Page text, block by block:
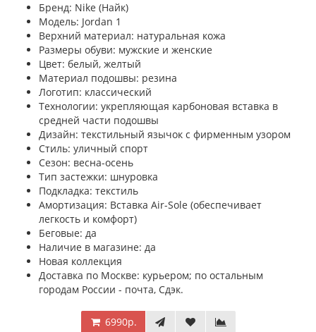
Бренд: Nike (Найк)
Модель: Jordan 1
Верхний материал: натуральная кожа
Размеры обуви: мужские и женские
Цвет: белый, желтый
Материал подошвы: резина
Логотип: классический
Технологии: укрепляющая карбоновая вставка в
средней части подошвы
Дизайн: текстильный язычок с фирменным узором
Стиль: уличный спорт
Сезон: весна-осень
Тип застежки: шнуровка
Подкладка: текстиль
Амортизация: Вставка Air-Sole (обеспечивает
легкость и комфорт)
Беговые: да
Наличие в магазине: да
Новая коллекция
Доставка по Москве: курьером; по остальным
городам России - почта, Сдэк.
6990р.